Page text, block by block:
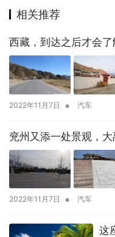
相关推荐
西藏，到达之后才会
2022年11月7日 • 汽车
兖州又添一处景观，
2022年11月7日 • 汽车
这